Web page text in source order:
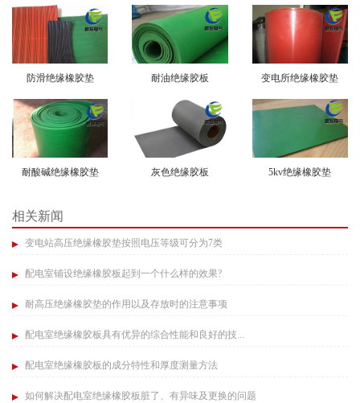
防滑绝缘橡胶垫 耐油绝缘胶板 变电所绝缘橡胶垫
耐酸碱绝缘橡胶垫 灰色绝缘胶板 5kv绝缘橡胶垫
相关新闻
变电站高压绝缘橡胶垫按照电压等级可分为7类​
配电室铺设绝缘橡胶板起到一个什么样的效果?
耐高压绝缘橡胶垫的作用以及存放时的注意事项​
配电室绝缘橡胶板具有优异的综合性能和良好的技...
配电室绝缘橡胶板的成分特性和厚度测量方法​
如何解决配电室绝缘橡胶板脏了、有异味及更换的问题​